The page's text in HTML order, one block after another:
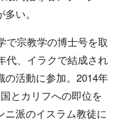
い。
で宗教学の博士号を取
代、イラクで結成され
の活動に参加。2014年
とカリフへの即位を
ニ派のイスラム教徒に